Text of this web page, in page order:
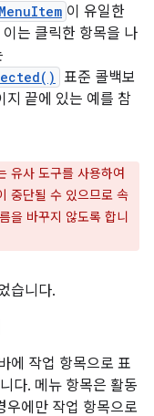
MenuItem 이 유일한
는 클릭한 항목을 나
표준 콜백보
지 끝에 있는 예를 참
유사 도구를 사용하여
중단될 수 있으므로 속
을 바꾸지 않도록 합니
습니다.
에 작업 항목으로 표
다. 메뉴 항목은 활동
우에만 작업 항목으로